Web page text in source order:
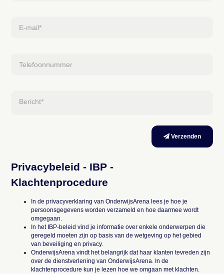
E-mail*
Telefoonnummer
Bericht*
Verzenden
Privacybeleid - IBP -
Klachtenprocedure
In deprivacyverklaring van OnderwijsArena lees je hoe je
persoonsgegevens worden verzameld en hoe daarmee wordt
omgegaan.
In het IBP-beleid vind je informatie over enkele onderwerpen die
geregeld moeten zijn op basis van de wetgeving op het gebied
van beveiliging en privacy.
OnderwijsArena vindt het belangrijk dat haar klanten tevreden zijn
over de dienstverlening van OnderwijsArena. In de
klachtenprocedure kun je lezen hoe we omgaan met klachten.